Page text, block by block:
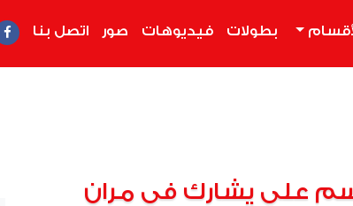
بطولات فيديوهات صور اتصل بنا
علي يشارك في مران